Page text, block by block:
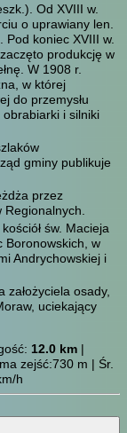
Od XVIII w.
o uprawiany len.
koniec XVIII w.
produkcję w
W 1908 r.
w której
do przemysłu
obrabiarki i silniki
gminy publikuje
przez
św. Macieja
Boronowskich, w
Andrychowskiej i
osady,
uciekający
12.0 km |
zejść:730 m | Śr.
h